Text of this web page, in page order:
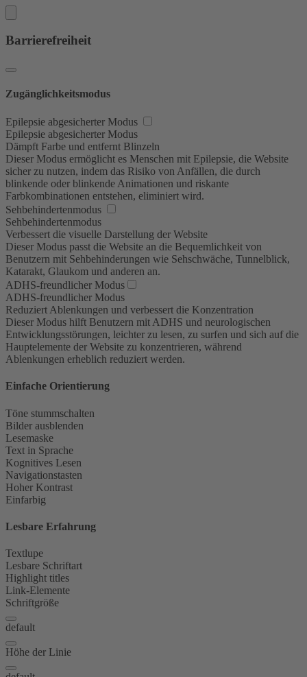
Barrierefreiheit
Zugänglichkeitsmodus
Epilepsie abgesicherter Modus
Epilepsie abgesicherter Modus
Dämpft Farbe und entfernt Blinzeln
Dieser Modus ermöglicht es Menschen mit Epilepsie, die Website
sicher zu nutzen, indem das Risiko von Anfällen, die durch
blinkende oder blinkende Animationen und riskante
Farbkombinationen entstehen, eliminiert wird.
Sehbehindertenmodus
Sehbehindertenmodus
Verbessert die visuelle Darstellung der Website
Dieser Modus passt die Website an die Bequemlichkeit von
Benutzern mit Sehbehinderungen wie Sehschwäche, Tunnelblick,
Katarakt, Glaukom und anderen an.
ADHS-freundlicher Modus
ADHS-freundlicher Modus
Reduziert Ablenkungen und verbessert die Konzentration
Dieser Modus hilft Benutzern mit ADHS und neurologischen
Entwicklungsstörungen, leichter zu lesen, zu surfen und sich auf die
Hauptelemente der Website zu konzentrieren, während
Ablenkungen erheblich reduziert werden.
Einfache Orientierung
Töne stummschalten
Bilder ausblenden
Lesemaske
Text in Sprache
Kognitives Lesen
Navigationstasten
Hoher Kontrast
Einfarbig
Lesbare Erfahrung
Textlupe
Lesbare Schriftart
Highlight titles
Link-Elemente
Schriftgröße
default
Höhe der Linie